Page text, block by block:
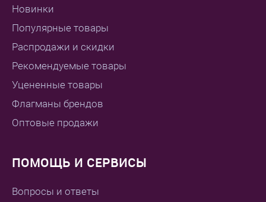
Новинки
Популярные товары
Распродажи и скидки
Рекомендуемые товары
Уцененные товары
Флагманы брендов
Оптовые продажи
ПОМОЩЬ И СЕРВИСЫ
Вопросы и ответы